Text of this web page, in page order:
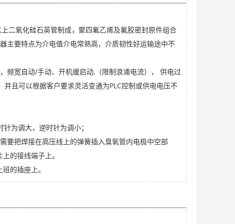
4J44板/棒/管/法兰/锻件/规格齐全
面议
二氧化硅石英管制成，聚四氟乙烯及氟胶密封原件组合
主要特点为介电值介电常熟高，介质韧性好运输途中不
频宽自动/手动、开机缓启动,（限制浪涌电流）， 供电过
且可以根据客户要求灵活变通为PLC控制或供电电压不
为调大，逆时针为调小；
要把焊接在高压线上的弹簧插入臭氧管内电极中空部
的接线端子上。
的插座上。